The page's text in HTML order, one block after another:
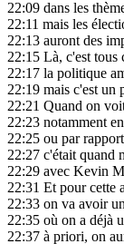
22:09 dans les
22:11 mais les
22:13 auront des
22:15 Là, c'est tous
22:17 la politique
22:19 mais c'est un
22:21 Quand on
22:23 notamment
22:25 ou par
22:27 c'était quand
22:29 avec Kevin
22:31 Et pour cette
22:33 on va avoir
22:35 où on a déjà
22:37 à priori, on